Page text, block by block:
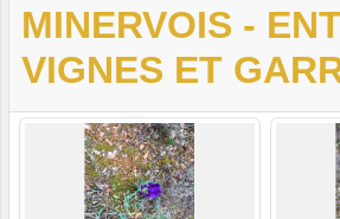
MINERVOIS -
VIGNES ET